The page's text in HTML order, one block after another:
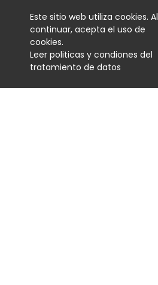
Noticias
06 August 2026
Este sitio web utiliza cookies. Al
continuar, acepta el uso de
cookies.
Leer politicas y condiones del
tratamiento de datos